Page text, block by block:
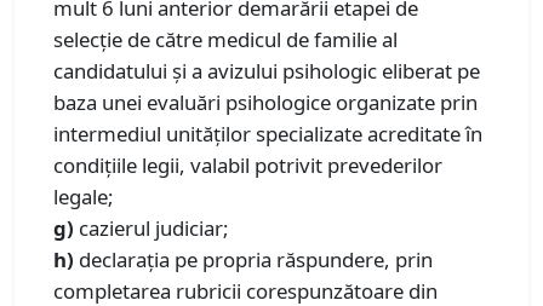
mult 6 luni anterior demarării etapei de
selecție de către medicul de familie al
candidatului și a avizului psihologic eliberat pe
baza unei evaluări psihologice organizate prin
intermediul unităților specializate acreditate în
condițiile legii, valabil potrivit prevederilor
legale;
g) cazierul judiciar;
h) declaraţia pe propria răspundere, prin
completarea rubricii corespunzătoare din